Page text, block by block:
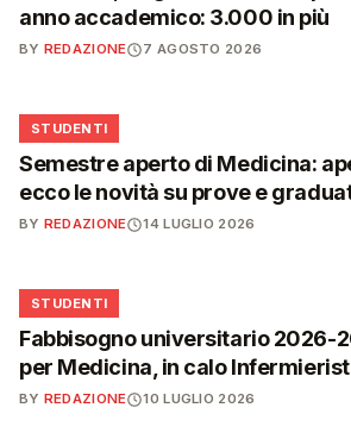
anno accademico: 3.000 in più
BY REDAZIONE 7 AGOSTO 2026
🎓
STUDENTI
Semestre aperto di Medicina:
ecco le novità su prove e
BY REDAZIONE 14 LUGLIO 2026
🎓
STUDENTI
Fabbisogno universitario 2026-
per Medicina, in calo
BY REDAZIONE 10 LUGLIO 2026